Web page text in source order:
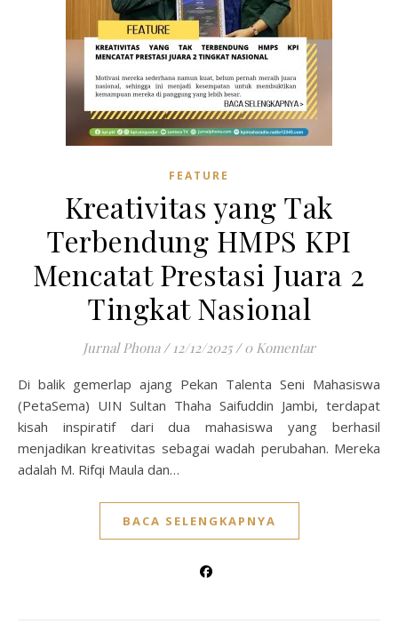
FEATURE
Kreativitas yang Tak
Terbendung HMPS KPI
Mencatat Prestasi Juara 2
Tingkat Nasional
Jurnal Phona / 12/12/2025 / 0 Komentar
Di balik gemerlap ajang Pekan Talenta Seni Mahasiswa
(PetaSema) UIN Sultan Thaha Saifuddin Jambi, terdapat
kisah inspiratif dari dua mahasiswa yang berhasil
menjadikan kreativitas sebagai wadah perubahan. Mereka
adalah M. Rifqi Maula dan…
BACA SELENGKAPNYA